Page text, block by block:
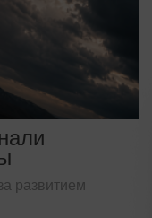
развитием